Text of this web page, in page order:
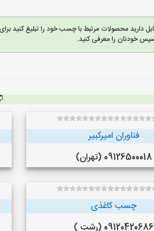
دارید محصولات مرتبط با چسب خود را تبلیغ کنید
خودتان را معرفی کنید.
فناوران امیرکبیر
09126500018 (تهران)
چسب کاغذی
09120420686 (رشت )